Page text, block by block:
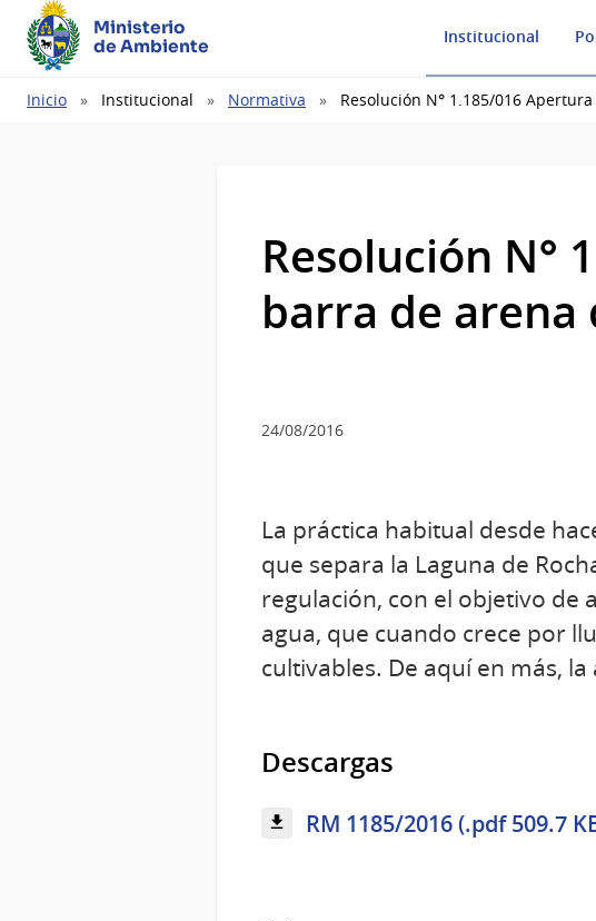
Ministerio
de Ambiente
Institucional
Ruta
Inicio Institucional Normativa Resolución N° 1.185/016
Resolución N°
barra de arena
24/08/2016
La práctica habitual desde
que separa la Laguna de
regulación, con el objetivo de
agua, que cuando crece por
cultivables. De aquí en más,
Descargas
RM 1185/2016 (.pdf 509.7